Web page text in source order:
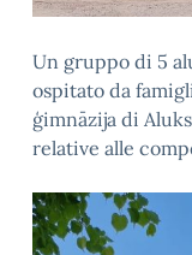
Un gruppo di 5
ospitato da
ģimnāzija di
relative alle